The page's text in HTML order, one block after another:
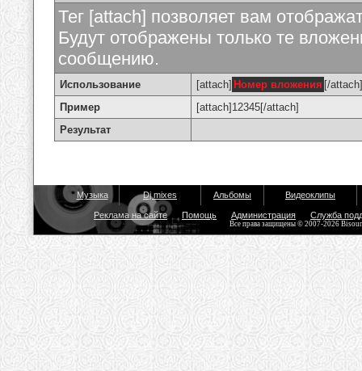
Тег [attach] позволяет вам
Будут отображены только те
сообщению.
Использование [attach] Номер вложения [/attach]
Пример
[attach]12345[/attach]
Результат
Музыка Dj mixes Альбомы Видеоклипы
Реклама на сайте Помощь Администрация Служба
Все права защищены © 2007-2026